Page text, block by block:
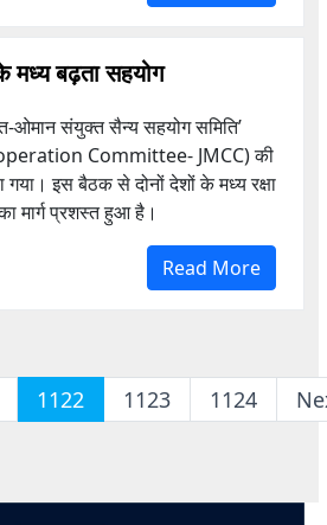
बढ़ता सहयोग
ओमान संयुक्त सैन्य सहयोग समिति’
Committee- JMCC) की
इस बैठक से दोनों देशों के मध्य रक्षा
मार्ग प्रशस्त हुआ है।
Read More
1122 1123 1124